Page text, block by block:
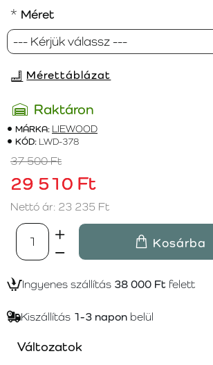
Raktáron
MÁRKA: LIEWOOD
KÓD: LWD-378
29 510 Ft
37 500 Ft
Nettó ár: 23 235 Ft
Méret
Kosárba
Mérettáblázat
Ingyenes szállítás 38 000 Ft felett
Kiszállítás 1-3 napon belül
Változatok